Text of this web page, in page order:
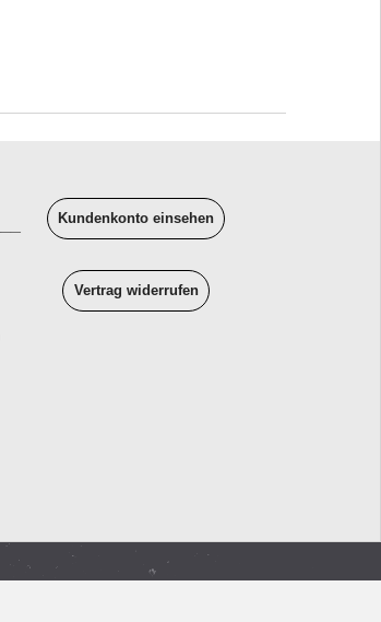
Kundenkonto einsehen
Vertrag widerrufen